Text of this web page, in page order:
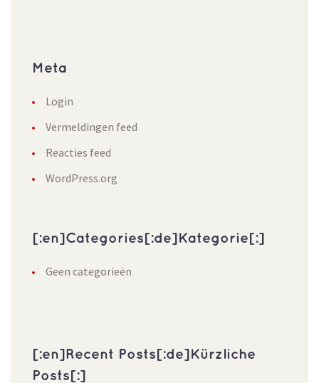
Meta
Login
Vermeldingen feed
Reacties feed
WordPress.org
[:en]Categories[:de]Kategorie[:]
Geen categorieën
[:en]Recent Posts[:de]Kürzliche
Posts[:]